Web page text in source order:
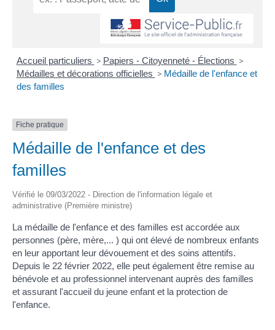
Accueil particuliers > Papiers - Citoyenneté - Élections >
Médailles et décorations officielles > Médaille de l'enfance et
des familles
Fiche pratique
Médaille de l'enfance et des
familles
Vérifié le 09/03/2022 - Direction de l'information légale et
administrative (Première ministre)
La médaille de l'enfance et des familles est accordée aux
personnes (père, mère,... ) qui ont élevé de nombreux enfants
en leur apportant leur dévouement et des soins attentifs.
Depuis le 22 février 2022, elle peut également être remise au
bénévole et au professionnel intervenant auprès des familles
et assurant l'accueil du jeune enfant et la protection de
l'enfance.